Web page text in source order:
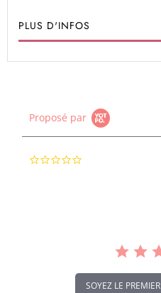
PLUS D'INFOS
Proposé par
SOYEZ LE